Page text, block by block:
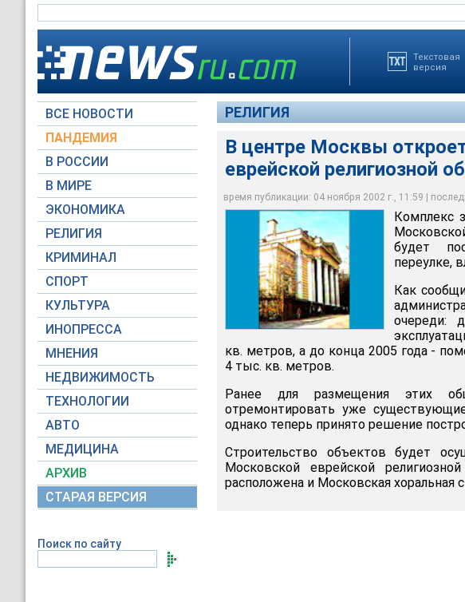
Текстовая
версия
ВСЕ НОВОСТИ
ПАНДЕМИЯ
В РОССИИ
В МИРЕ
ЭКОНОМИКА
РЕЛИГИЯ
КРИМИНАЛ
СПОРТ
КУЛЬТУРА
ИНОПРЕССА
МНЕНИЯ
НЕДВИЖИМОСТЬ
ТЕХНОЛОГИИ
АВТО
МЕДИЦИНА
АРХИВ
СТАРАЯ ВЕРСИЯ
Поиск по сайту
РЕЛИГИЯ
В центре Москвы
еврейской религиозной
время публикации: 04 ноября 2002 г., 11:59 |
Комплекс будет построен в Большом
Московской хоральной синагоги
Архив NEWSru.com
Комплекс
будет
переулке,
Как
очереди:
кв. метров, а до конца 2005 года -
4 тыс. кв. метров.
Ранее для размещения этих
отремонтировать уже
однако теперь принято решение
Строительство объектов будет
Московской еврейской
расположена и Московская хоральная